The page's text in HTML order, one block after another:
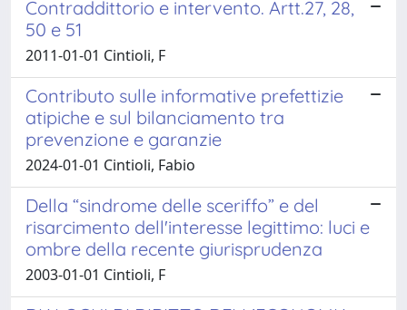
Contraddittorio e intervento. Artt.27, 28,
50 e 51
2011-01-01 Cintioli, F
Contributo sulle informative prefettizie
atipiche e sul bilanciamento tra
prevenzione e garanzie
2024-01-01 Cintioli, Fabio
Della “sindrome delle sceriffo” e del
risarcimento dell'interesse legittimo: luci e
ombre della recente giurisprudenza
2003-01-01 Cintioli, F